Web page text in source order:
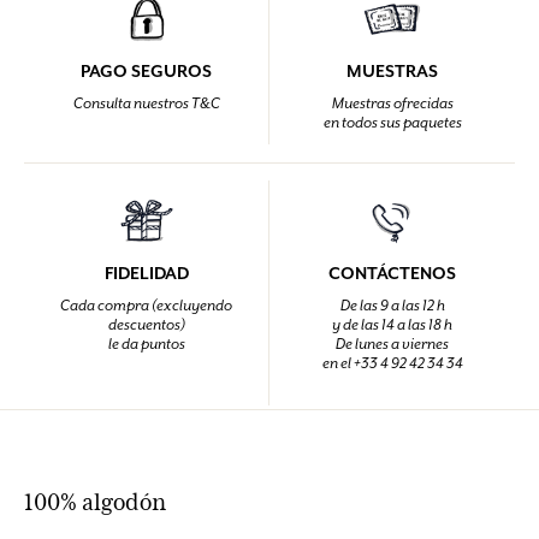
PAGO SEGUROS
Consulta nuestros T&C
MUESTRAS
Muestras ofrecidas
en todos sus paquetes
FIDELIDAD
Cada compra (excluyendo
descuentos)
le da puntos
CONTÁCTENOS
De las 9 a las 12 h
y de las 14 a las 18 h
De lunes a viernes
en el +33 4 92 42 34 34
100% algodón